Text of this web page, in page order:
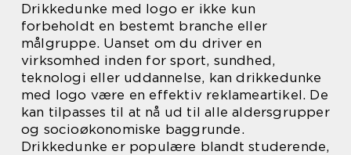
Drikkedunke med logo er ikke kun
forbeholdt en bestemt branche eller
målgruppe. Uanset om du driver en
virksomhed inden for sport, sundhed,
teknologi eller uddannelse, kan drikkedunke
med logo være en effektiv reklameartikel. De
kan tilpasses til at nå ud til alle aldersgrupper
og socioøkonomiske baggrunde.
Drikkedunke er populære blandt studerende,